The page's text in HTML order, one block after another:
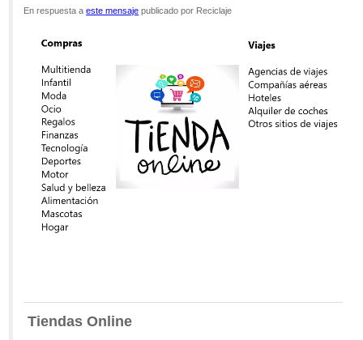
9:32am
En respuesta aeste mensaje publicado por Reciclaje
Tiendas Online